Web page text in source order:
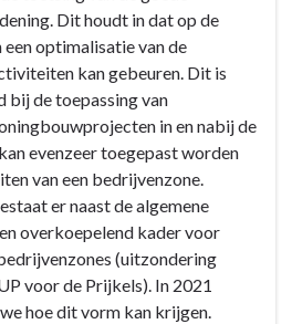
Dit houdt in dat op de
optimalisatie van de
kan gebeuren. Dit is
bij de toepassing van
in en nabij de
evenzeer toegepast worden
van een bedrijvenzone.
er naast de algemene
overkoepelend kader voor
(uitzondering
voor de Prijkels). In 2021
hoe dit vorm kan krijgen.